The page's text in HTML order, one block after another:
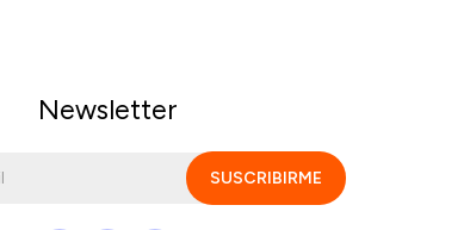
Newsletter
SUSCRIBIRME